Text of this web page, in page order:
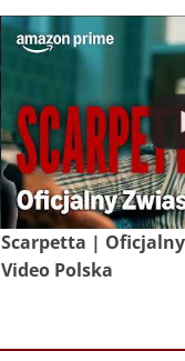
Scarpetta |
Video Polska